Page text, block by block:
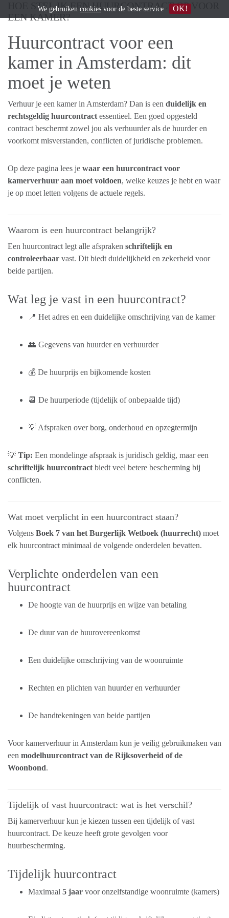
HOE STEL IK EEN HUURCONTRACT OP VOOR
EEN KAMER?
Huurcontract voor een
kamer in Amsterdam: dit
moet je weten
Verhuur je een kamer in Amsterdam? Dan is een duidelijk en
rechtsgeldig huurcontract essentieel. Een goed opgesteld
contract beschermt zowel jou als verhuurder als de huurder en
voorkomt misverstanden, conflicten of juridische problemen.
Op deze pagina lees je waar een huurcontract voor
kamerverhuur aan moet voldoen, welke keuzes je hebt en waar
je op moet letten volgens de actuele regels.
Waarom is een huurcontract belangrijk?
Een huurcontract legt alle afspraken schriftelijk en
controleerbaar vast. Dit biedt duidelijkheid en zekerheid voor
beide partijen.
Wat leg je vast in een huurcontract?
📍 Het adres en een duidelijke omschrijving van de kamer
👥 Gegevens van huurder en verhuurder
💰 De huurprijs en bijkomende kosten
📆 De huurperiode (tijdelijk of onbepaalde tijd)
💡 Afspraken over borg, onderhoud en opzegtermijn
💡 Tip: Een mondelinge afspraak is juridisch geldig, maar een
schriftelijk huurcontract biedt veel betere bescherming bij
conflicten.
Wat moet verplicht in een huurcontract staan?
Volgens Boek 7 van het Burgerlijk Wetboek (huurrecht) moet
elk huurcontract minimaal de volgende onderdelen bevatten.
Verplichte onderdelen van een
huurcontract
De hoogte van de huurprijs en wijze van betaling
De duur van de huurovereenkomst
Een duidelijke omschrijving van de woonruimte
Rechten en plichten van huurder en verhuurder
De handtekeningen van beide partijen
Voor kamerverhuur in Amsterdam kun je veilig gebruikmaken van
een modelhuurcontract van de Rijksoverheid of de
Woonbond.
Tijdelijk of vast huurcontract: wat is het verschil?
Bij kamerverhuur kun je kiezen tussen een tijdelijk of vast
huurcontract. De keuze heeft grote gevolgen voor
huurbescherming.
Tijdelijk huurcontract
Maximaal 5 jaar voor onzelfstandige woonruimte (kamers)
We gebruiken cookies voor de beste service OK!